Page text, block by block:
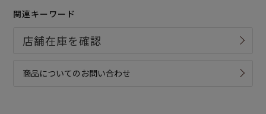
関連キーワード
商品についてのお問い合わせ